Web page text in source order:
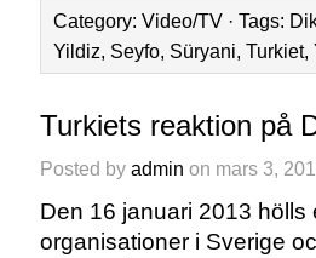
Category: Video/TV · Tags:
Yildiz, Seyfo, Süryani, Turkiet,
Turkiets reaktion på
Posted by admin on mars 3,
Den 16 januari 2013
organisationer i Sverige